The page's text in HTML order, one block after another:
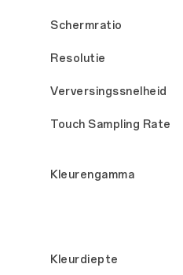
Schermratio
Resolutie
Verversingssnelheid
Touch Sampling Rate
Kleurengamma
Kleurdiepte